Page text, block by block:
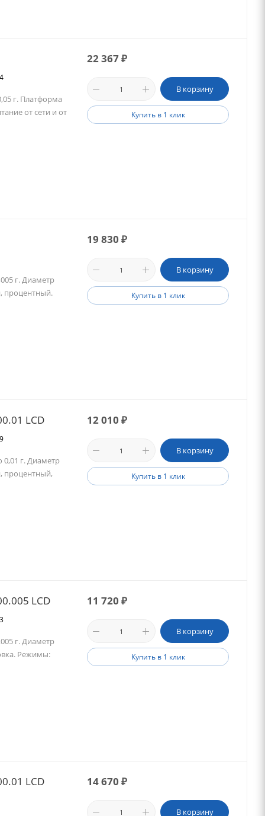
г. Платформа
от сети и от
22 367₽
В корзину
Купить в 1 клик
г. Диаметр
процентный.
19 830 ₽
В корзину
Купить в 1 клик
LCD
0,01 г. Диаметр
процентный,
12 010 ₽
В корзину
Купить в 1 клик
LCD
г. Диаметр
Режимы:
11 720 ₽
В корзину
Купить в 1 клик
LCD 14 670 ₽
В корзину